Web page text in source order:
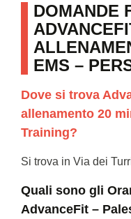
DOMANDE
EMS –
Dove si trova
allenamento 20
Training?
Si trova in Via dei
Quali sono gli
AdvanceFit –